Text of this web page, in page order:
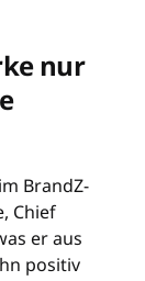
nur
BrandZ-
Chief
er aus
positiv